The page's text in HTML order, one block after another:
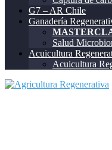
G7 – AR Chile
Ganadería
Salud
Acuicultura
Acuicultura